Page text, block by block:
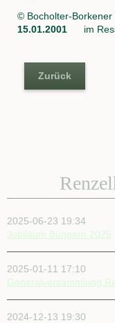
© Bocholter-
15.01.2001 im
Zurück
2025-06-23 19:34
Jubiläum Büngern 2025
2025-01-11 17:10
Generalversammlung
2024-12-13 19:30